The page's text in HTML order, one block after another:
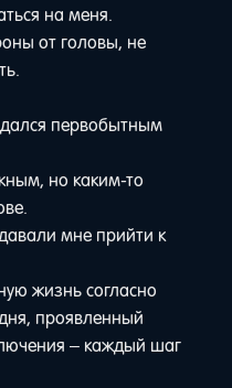
на меня.
от головы, не
первобытным
но каким-то
мне прийти к
жизнь согласно
проявленный
– каждый шаг